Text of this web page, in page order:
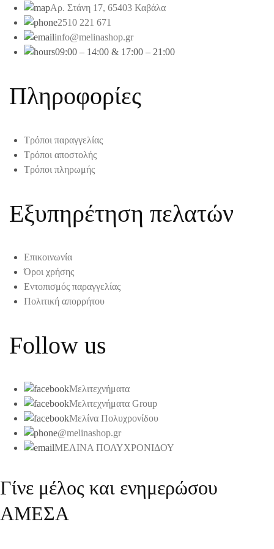
Αρ. Στάνη 17, 65403 Καβάλα
2510 221 671
info@melinashop.gr
09:00 – 14:00 & 17:00 – 21:00
Πληροφορίες
Τρόποι παραγγελίας
Τρόποι αποστολής
Τρόποι πληρωμής
Εξυπηρέτηση πελατών
Επικοινωνία
Όροι χρήσης
Εντοπισμός παραγγελίας
Πολιτική απορρήτου
Follow us
Μελιτεχνήματα
Μελιτεχνήματα Group
Μελίνα Πολυχρονίδου
@melinashop.gr
ΜΕΛΙΝΑ ΠΟΛΥΧΡΟΝΙΔΟΥ
Γίνε μέλος και ενημερώσου
ΑΜΕΣΑ